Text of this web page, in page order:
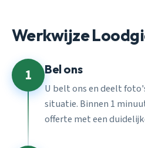
Werkwijze
1 Bel ons
U belt ons en deelt
situatie. Binnen 1
offerte met een